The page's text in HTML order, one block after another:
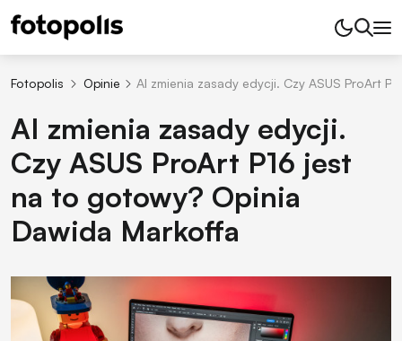
Fotopolis Opinie AI zmienia zasady edycji. Czy ASUS ProArt
AI zmienia zasady edycji.
Czy ASUS ProArt P16 jest
na to gotowy? Opinia
Dawida Markoffa